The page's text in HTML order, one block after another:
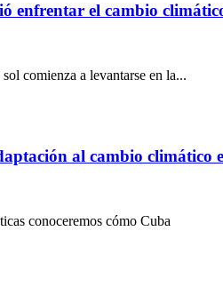
enfrentar el cambio
comienza a levantarse en la...
al cambio climático
conoceremos cómo Cuba